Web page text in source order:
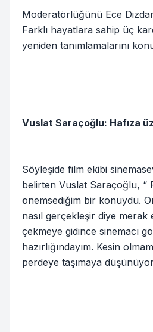
Moderatörlüğünü Ece
Farklı hayatlara sahip üç
yeniden tanımlamalarını
Vuslat Saraçoğlu: Hafıza
Söyleşide film ekibi
belirten Vuslat Saraçoğlu, “
önemsediğim bir konuydu.
nasıl gerçekleşir diye
çekmeye gidince sinemacı
hazırlığındayım. Kesin
perdeye taşımaya